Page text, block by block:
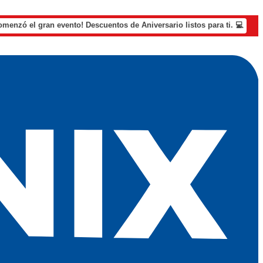
el gran evento! Descuentos de Aniversario listos para ti. 💻